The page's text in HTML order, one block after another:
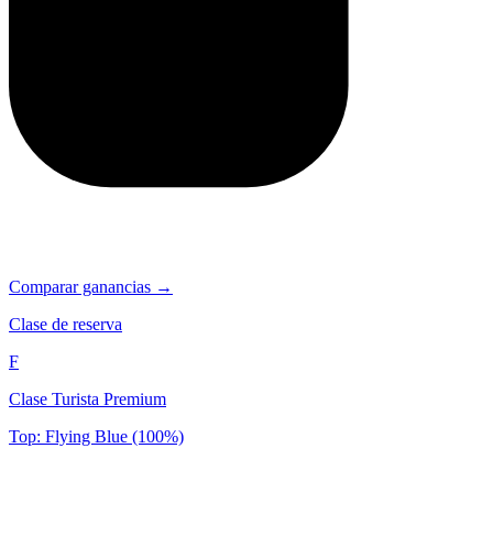
Comparar ganancias →
Clase de reserva
F
Clase Turista Premium
Top: Flying Blue (100%)